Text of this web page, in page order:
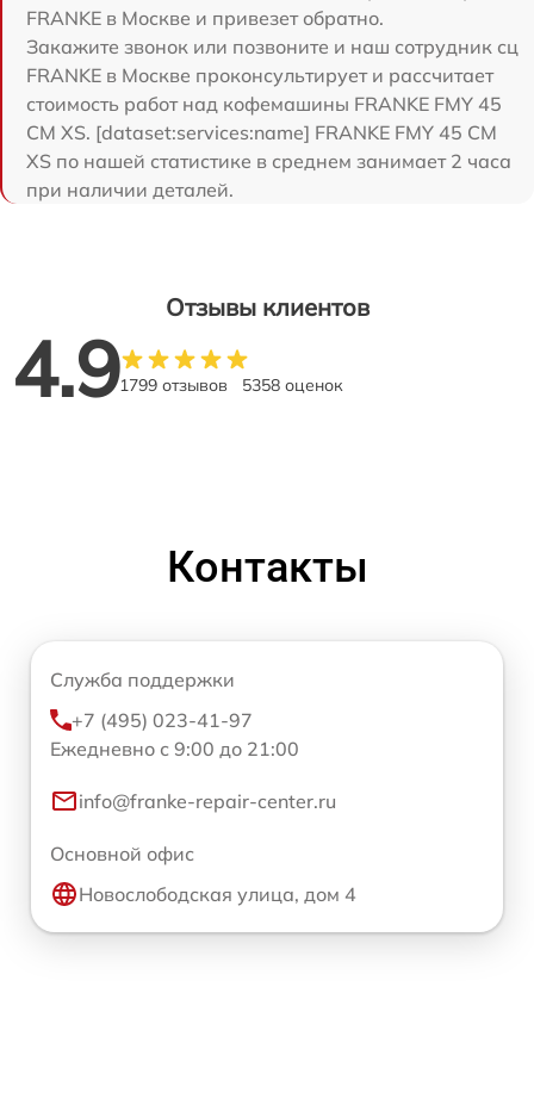
FRANKE в Москве и привезет обратно.
Закажите звонок или позвоните и наш сотрудник сц
FRANKE в Москве проконсультирует и рассчитает
стоимость работ над кофемашины FRANKE FMY 45
CM XS. [dataset:services:name] FRANKE FMY 45 CM
XS по нашей статистике в среднем занимает 2 часа
при наличии деталей.
Отзывы клиентов
4.91799 отзывов 5358 оценок
Контакты
Служба поддержки
+7 (495) 023-41-97
Ежедневно с 9:00 до 21:00
info@franke-repair-center.ru
Основной офис
Новослободская улица, дом 4